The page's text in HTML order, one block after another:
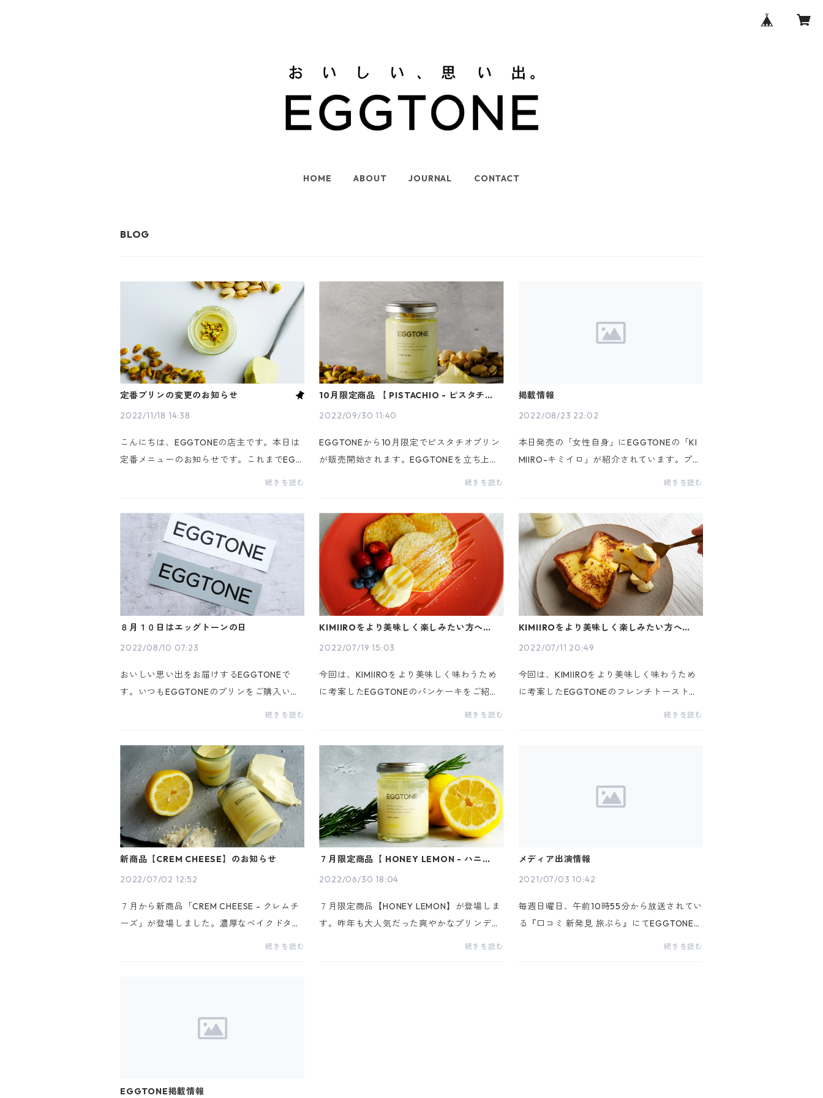
HOME ABOUT JOURNAL CONTACT
定番プリンの変更のお知らせ
2022/11/18 14:38
こんにちは、EGGTONEの店主です。本日は
定番メニューのお知らせです。これまでEGG
TONEの定番メニューとして【抹茶プリン】
タチオプリン】が好評の為、１１月からピス
続きを読む
10月限定商品 【 PISTACHIO - ピスタチオ
2022/09/30 11:40
EGGTONEから10月限定でピスタチオプリン
が販売開始されます。EGGTONEを立ち上げ
たとき、いつか作りたいと思っていたピスタ
き販売する運びとなりました。ピスタチオ
は、...
続きを読む
掲載情報
2022/08/23 22:02
本日発売の「女性自身」にEGGTONEの「KI
MIIRO-キミイロ」が紹介されています。プリ
ンの日(８月２５日)にちなんで、全国の「最
紹介されています。コンビニや書店にてご
覧...
続きを読む
８月１０日はエッグトーンの日
2022/08/10 07:23
おいしい思い出をお届けするEGGTONEで
す。いつもEGGTONEのプリンをご購入いた
だきありがとうございます。一年に一度のエ
す。日頃の感謝の思いから、本日プリンをご
購入い...
続きを読む
KIMIIROをより美味しく楽しみたい方へ。
2022/07/19 15:03
今回は、KIMIIROをより美味しく味わうため
に考案したEGGTONEのパンケーキをご紹介
します。EGGTONEのプリンは、なめらか濃
なく卵黄しか使っておらず他のプリンより濃
厚で...
続きを読む
KIMIIROをより美味しく楽しみたい方へ。
2022/07/11 20:49
今回は、KIMIIROをより美味しく味わうため
に考案したEGGTONEのフレンチトーストを
ご紹介します。EGGTONEのプリンは、なめ
続きを読む
新商品【CREM CHEESE】のお知らせ
2022/07/02 12:52
７月から新商品「CREM CHEESE - クレムチ
ーズ」が登場しました。濃厚なベイクドタイ
プのチーズケーキが入っており、とろふわの
続きを読む
７月限定商品【 HONEY LEMON - ハニーレ
2022/06/30 18:04
７月限定商品【HONEY LEMON】が登場しま
す。昨年も大人気だった爽やかなプリンデザ
ートです。蜂蜜の優しい甘さとレモンの爽や
続きを読む
メディア出演情報
2021/07/03 10:42
毎週日曜日、午前10時55分から放送されてい
る『口コミ 新発見 旅ぷら』にてEGGTONEの
プリンが紹介されます。関西圏での放送です
続きを読む
EGGTONE掲載情報